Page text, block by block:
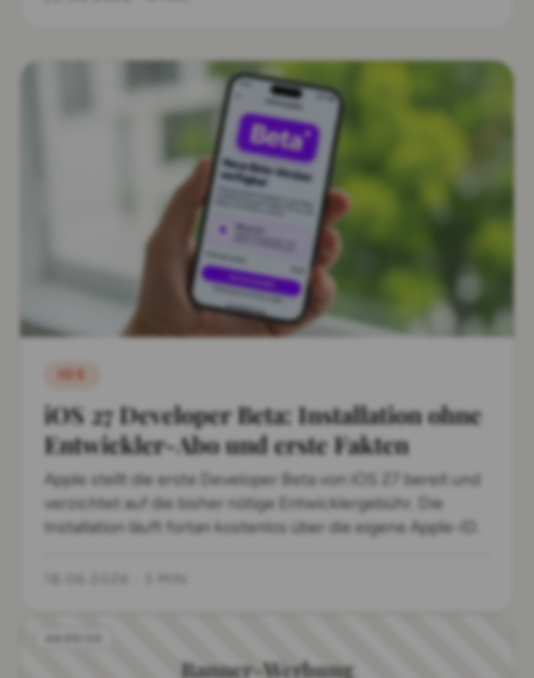
iOS 27 Developer Beta: Installation ohne
Entwickler-Abo und erste Fakten
Apple stellt die erste Developer Beta von iOS 27 bereit und
verzichtet auf die bisher nötige Entwicklergebühr. Die
Installation läuft fortan kostenlos über die eigene Apple-ID.
Banner-Werbung